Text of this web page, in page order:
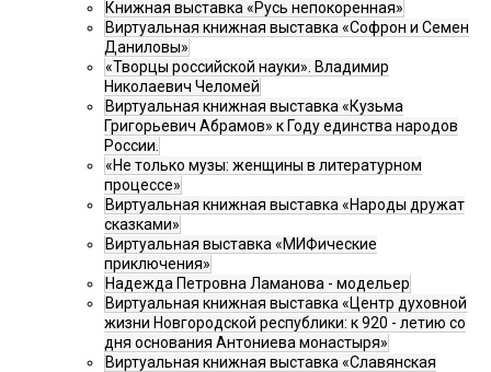
Книжная выставка «Русь непокоренная»
Виртуальная книжная выставка «Софрон и Семен
Даниловы»
«Творцы российской науки». Владимир
Николаевич Челомей
Виртуальная книжная выставка «Кузьма
Григорьевич Абрамов» к Году единства народов
России.
«Не только музы: женщины в литературном
процессе»
Виртуальная книжная выставка «Народы дружат
сказками»
Виртуальная выставка «МИФические
приключения»
Надежда Петровна Ламанова - модельер
Виртуальная книжная выставка «Центр духовной
жизни Новгородской республики: к 920 - летию со
дня основания Антониева монастыря»
Виртуальная книжная выставка «Славянская